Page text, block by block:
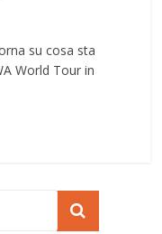
su cosa sta
World Tour in